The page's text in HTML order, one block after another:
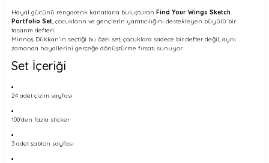
Hayal gücünü rengarenk kanatlarla buluşturan Find Your Wings Sketch
Portfolio Set, çocukların ve gençlerin yaratıcılığını destekleyen büyülü bir
tasarım defteri.
Minnoş Dükkan’ın seçtiği bu özel set, çocuklara sadece bir defter değil, aynı
zamanda hayallerini gerçeğe dönüştürme fırsatı sunuyor.
Set İçeriği
24 adet çizim sayfası
100’den fazla sticker
3 adet şablon sayfası